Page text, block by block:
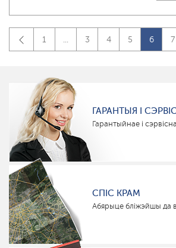
1 ... 3 4 5 6 7
ГАРАНТЫЯ І СЭРВІС
Гарантыйнае і
СПІС КРАМ
Абярыце бліжэйшы да